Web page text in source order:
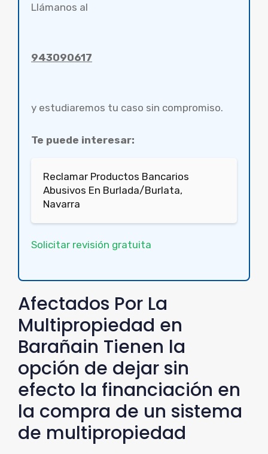
Llámanos al
943090617
y estudiaremos tu caso sin compromiso.
Te puede interesar:
Reclamar Productos Bancarios
Abusivos En Burlada/Burlata,
Navarra
Solicitar revisión gratuita
Afectados Por La
Multipropiedad en
Barañain Tienen la
opción de dejar sin
efecto la financiación en
la compra de un sistema
de multipropiedad